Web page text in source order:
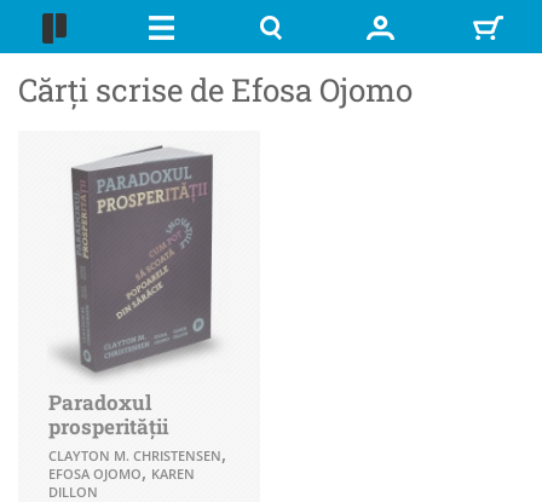
Cărți scrise de Efosa Ojomo
Paradoxul
prosperității
CLAYTON M. CHRISTENSEN,
EFOSA OJOMO, KAREN
DILLON